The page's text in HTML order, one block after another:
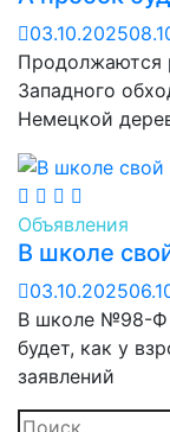
03.10.2025
Продолжаются
Западного
Немецкой
Объявления
В школе
03.10.2025
В школе №98-Ф
будет, как у
заявлений
Найти: